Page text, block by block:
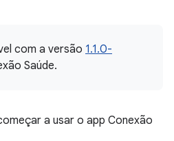
com a versão 1.1.0-
Saúde.
a usar o app Conexão